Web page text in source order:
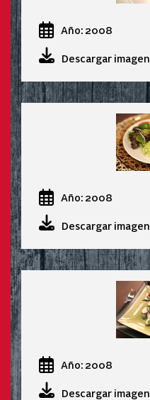
Año: 2008
Descargar imagen
Año: 2008
Descargar imagen
Año: 2008
Descargar imagen